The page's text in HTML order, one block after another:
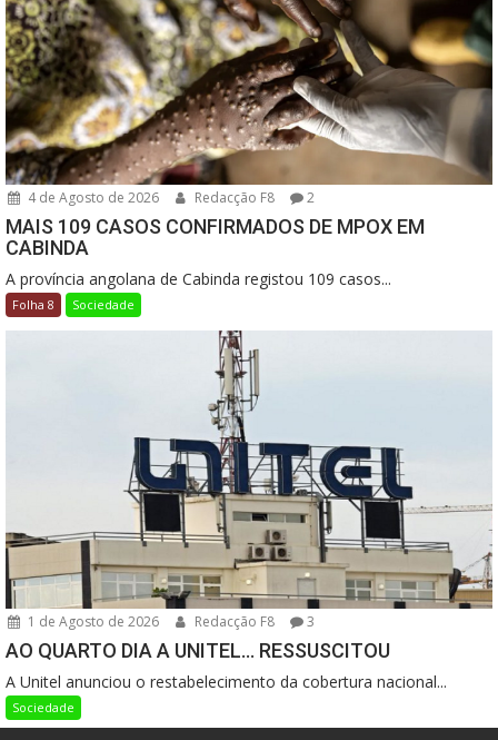
4 de Agosto de 2026 Redacção F8 2
MAIS 109 CASOS CONFIRMADOS DE MPOX EM
CABINDA
A província angolana de Cabinda registou 109 casos...
Folha 8 Sociedade
1 de Agosto de 2026 Redacção F8 3
AO QUARTO DIA A UNITEL… RESSUSCITOU
A Unitel anunciou o restabelecimento da cobertura nacional...
Sociedade